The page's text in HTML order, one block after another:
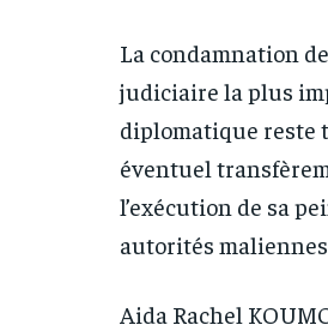
La condamnation de
judiciaire la plus
diplomatique reste
éventuel
l’exécution de sa
autorités
Aida Rachel